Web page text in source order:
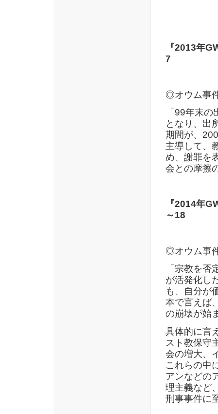
『2013年
7
◎オウム事
「99年末
となり、出
期間が、
主導して、
め、謝罪を
会との摩擦
『2014年
～18
◎オウム事
「宗教を
が活発化し
も、自分が
本で言えば
の崩壊が始
具体的に言
スト教保守
会の増大、
これらの中
アンなどの
理主義など
刑事事件に